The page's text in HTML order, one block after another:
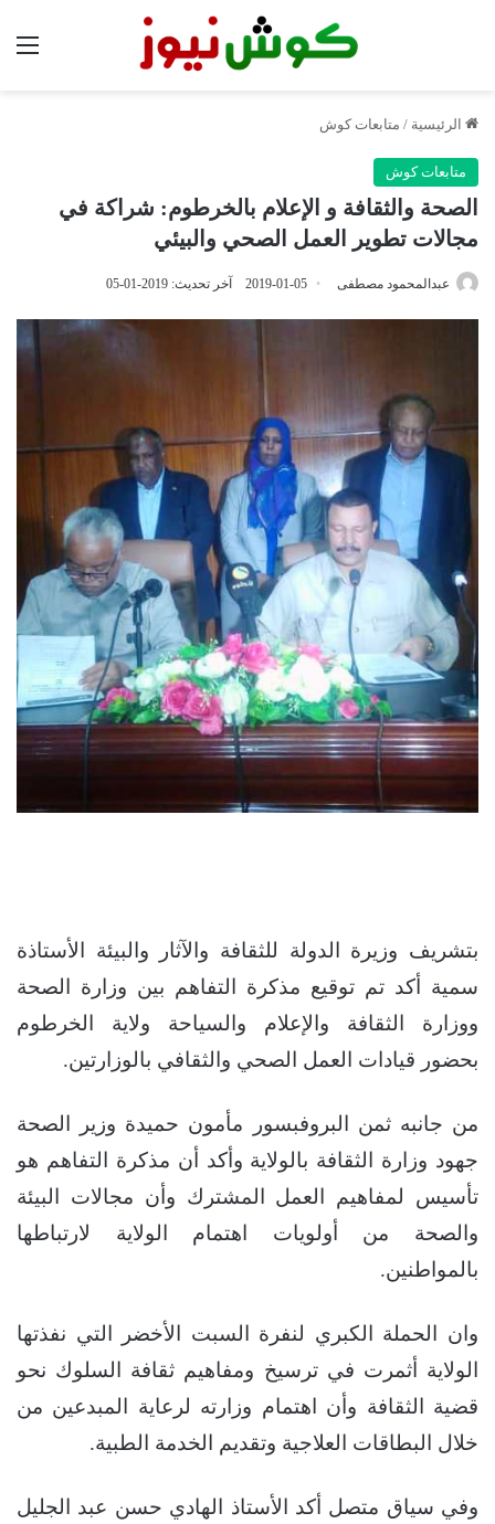
الرئيسية / متابعات كوش
متابعات كوش
الصحة والثقافة و الإعلام بالخرطوم: شراكة في
مجالات تطوير العمل الصحي والبيئي
عبدالمحمود مصطفى 2019-01-05 آخر تحديث: 2019-01-05
بتشريف وزيرة الدولة للثقافة والآثار والبيئة الأستاذة
سمية أكد تم توقيع مذكرة التفاهم بين وزارة الصحة
ووزارة الثقافة والإعلام والسياحة ولاية الخرطوم
بحضور قيادات العمل الصحي والثقافي بالوزارتين.
من جانبه ثمن البروفبسور مأمون حميدة وزير الصحة
جهود وزارة الثقافة بالولاية وأكد أن مذكرة التفاهم هو
تأسيس لمفاهيم العمل المشترك وأن مجالات البيئة
والصحة من أولويات اهتمام الولاية لارتباطها
بالمواطنين.
وان الحملة الكبري لنفرة السبت الأخضر التي نفذتها
الولاية أثمرت في ترسيخ ومفاهيم ثقافة السلوك نحو
قضية الثقافة وأن اهتمام وزارته لرعاية المبدعين من
خلال البطاقات العلاجية وتقديم الخدمة الطبية.
وفي سياق متصل أكد الأستاذ الهادي حسن عبد الجليل